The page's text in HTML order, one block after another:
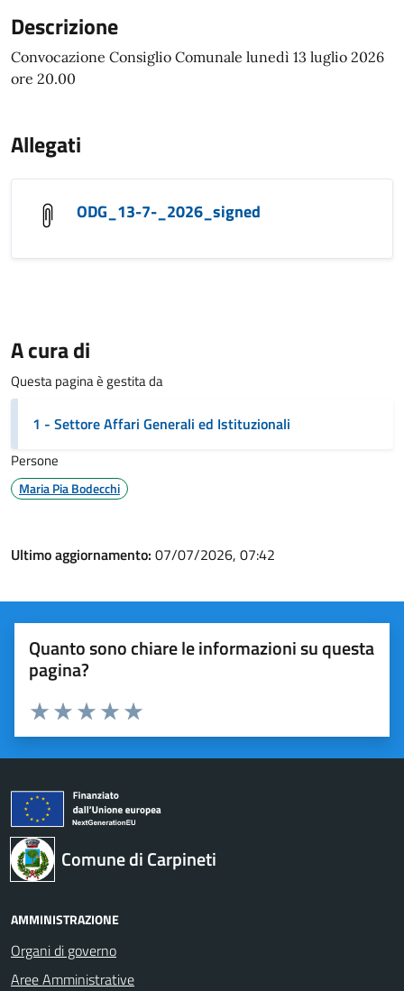
Descrizione
Convocazione Consiglio Comunale lunedì 13 luglio 2026
ore 20.00
Allegati
ODG_13-7-_2026_signed
A cura di
Questa pagina è gestita da
1 - Settore Affari Generali ed Istituzionali
Persone
Maria Pia Bodecchi
Ultimo aggiornamento: 07/07/2026, 07:42
Quanto sono chiare le informazioni su questa
pagina?
Valuta 5 stelle su 5
Valuta 4 stelle su 5
Valuta 3 stelle su 5
Valuta 2 stelle su 5
Valuta 1 stelle su 5
Comune di Carpineti
AMMINISTRAZIONE
Organi di governo
Aree Amministrative